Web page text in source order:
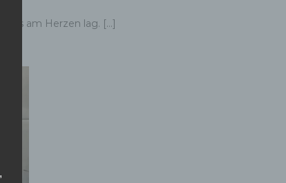
am Herzen lag. […]